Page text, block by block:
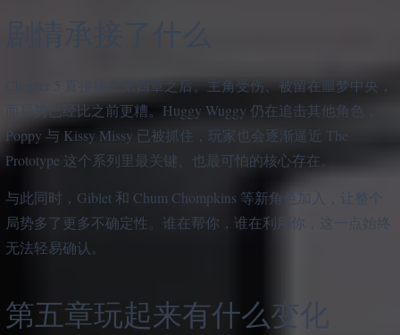
Chapter 5 直接接在第四章之后。主角受伤、被留在噩梦中央，
而局势已经比之前更糟。Huggy Wuggy 仍在追击其他角色，
Poppy 与 Kissy Missy 已被抓住，玩家也会逐渐逼近 The
Prototype 这个系列里最关键、也最可怕的核心存在。
与此同时，Giblet 和 Chum Chompkins 等新角色加入，让整个
局势多了更多不确定性。谁在帮你，谁在利用你，这一点始终
无法轻易确认。
第五章玩起来有什么变化